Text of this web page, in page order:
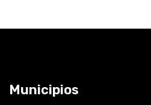
Municipios